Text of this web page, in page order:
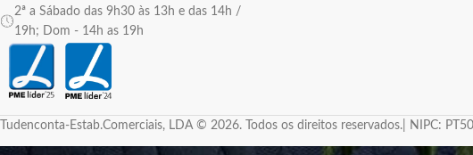
2ª a Sábado das 9h30 às 13h e das 14h /
19h; Dom - 14h as 19h
Tudenconta-Estab.Comerciais, LDA © 2026. Todos os direitos reservados.| NIPC: